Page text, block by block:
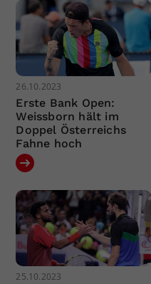
26.10.2023
Erste Bank Open:
Weissborn hält im
Doppel Österreichs
Fahne hoch
25.10.2023